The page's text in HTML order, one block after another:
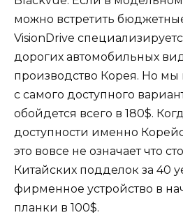
можно встретить
VisionDrive
дорогих автомобильных
производство Корея. Но
с самого доступного
обойдется всего в 180$.
доступности именно
это вовсе не означает что
Китайских подделок за 40
фирменное устройство в
планки в 100$.